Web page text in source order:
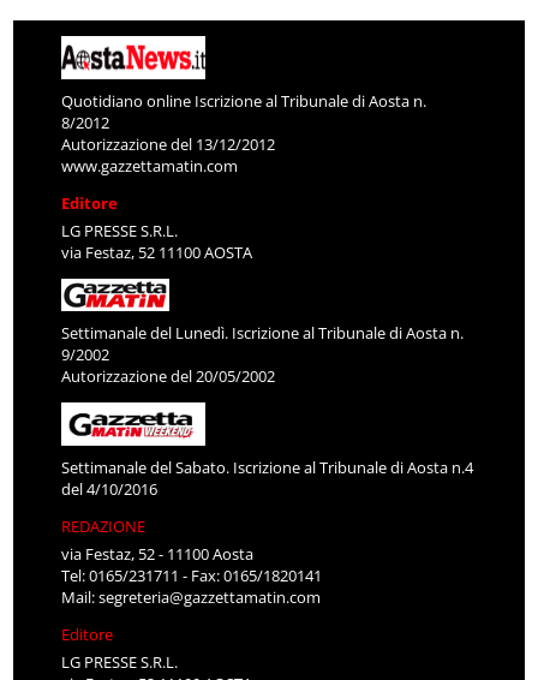
Quotidiano online Iscrizione al Tribunale di Aosta n.
8/2012
Autorizzazione del 13/12/2012
www.gazzettamatin.com
Editore
LG PRESSE S.R.L.
via Festaz, 52 11100 AOSTA
Settimanale del Lunedì. Iscrizione al Tribunale di Aosta n.
9/2002
Autorizzazione del 20/05/2002
Settimanale del Sabato. Iscrizione al Tribunale di Aosta n.4
del 4/10/2016
REDAZIONE
via Festaz, 52 - 11100 Aosta
Tel: 0165/231711 - Fax: 0165/1820141
Mail:segreteria@gazzettamatin.com
Editore
LG PRESSE S.R.L.